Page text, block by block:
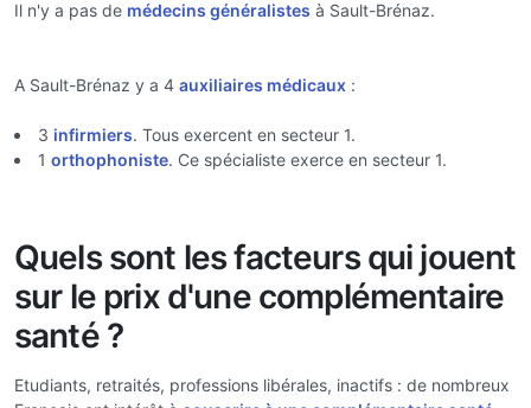
Il n'y a pas de médecins généralistes à Sault-Brénaz.
A Sault-Brénaz y a 4 auxiliaires médicaux :
3 infirmiers. Tous exercent en secteur 1.
1 orthophoniste. Ce spécialiste exerce en secteur 1.
Quels sont les facteurs qui jouent
sur le prix d'une complémentaire
santé ?
Etudiants, retraités, professions libérales, inactifs : de nombreux